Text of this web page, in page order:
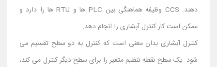
دهند. CCS وظیفه هماهنگی بین PLC ها و RTU ها را دارد و
ممکن است کار کنترل آبشاری را انجام دهد.
کنترل آبشاری بدان معنی است که کنترل به دو سطح تقسیم می
شود. یک سطح نقطه تنظیم متغیر را برای سطح دیگر کنترل می کند،